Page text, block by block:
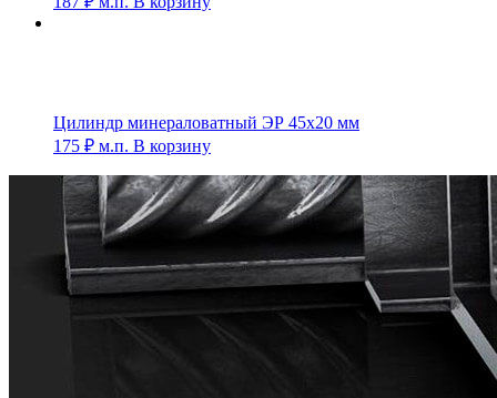
Цилиндр минераловатный ЭР 45х20 мм
175 ₽ м.п. В корзину